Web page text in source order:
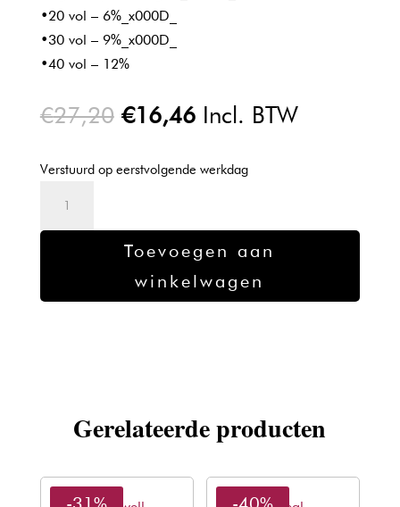
•20 vol – 6%_x000D_
•30 vol – 9%_x000D_
•40 vol – 12%
€27,20 Oorspronkelijke
was:
€27,20.
€16,46Huidige
is:
€16,46.
Incl. BTW
Verstuurd op eerstvolgende werkdag
Toevoegen aan
winkelwagen
Gerelateerde producten